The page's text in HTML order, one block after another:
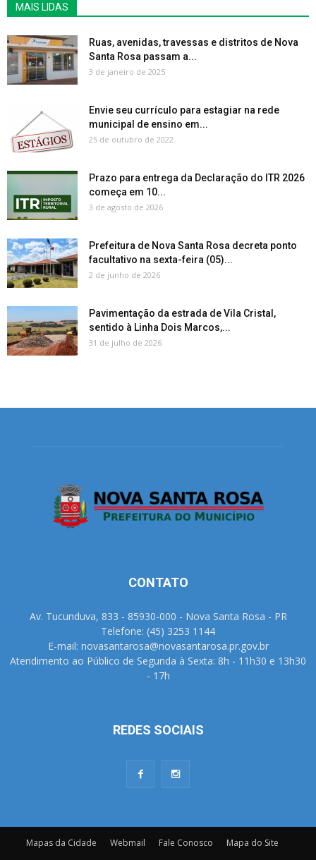
MAIS LIDAS
Ruas, avenidas, travessas e distritos de Nova
Santa Rosa passam a...
3 de janeiro de 2025
Envie seu currículo para estagiar na rede
municipal de ensino em...
25 de outubro de 2022
Prazo para entrega da Declaração do ITR 2026
começa em 10...
3 de agosto de 2026
Prefeitura de Nova Santa Rosa decreta ponto
facultativo na sexta-feira (05)...
2 de junho de 2026
Pavimentação da estrada de Vila Cristal,
sentido à Linha Dois Marcos,...
31 de julho de 2026
CONTATO
Av. Tucunduva, 833 - 85930-000 - Nova Santa Rosa - PR
Telefone: (45) 3253 1144
E-mail: novasantarosa@novasantarosa.pr.gov.br
Atendimento ao Público de Segunda à Sexta: 8h - 11h30 e 13h30
- 17h
REDES SOCIAIS
Mapas da Cidade Webmail Fale Conosco Mapa do Site